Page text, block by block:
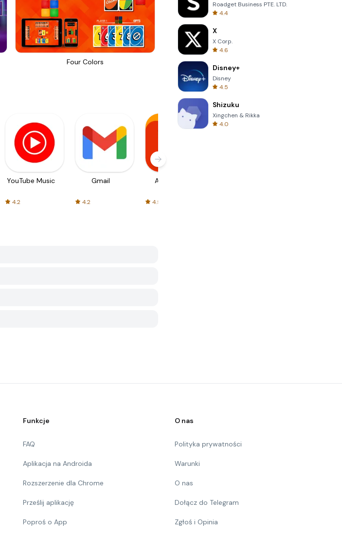
Four Colors
YouTube Music
4.2
Gmail
4.2
AliExpress
4.5
Roadget Business PTE. LTD.
4.4
X
X Corp.
4.6
Disney+
Disney
4.5
Shizuku
Xingchen & Rikka
4.0
Funkcje
FAQ
Aplikacja na Androida
Rozszerzenie dla Chrome
Prześlij aplikację
Poproś o App
O nas
Polityka prywatności
Warunki
O nas
Dołącz do Telegram
Zgłoś i Opinia